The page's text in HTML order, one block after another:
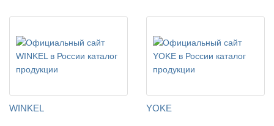
WINKEL YOKE